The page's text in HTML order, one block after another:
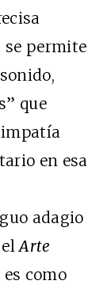
se permite
que
en esa
adagio
elArte
es como